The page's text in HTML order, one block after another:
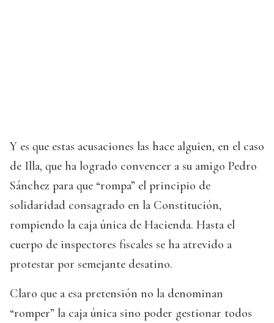
Y es que estas acusaciones las hace alguien, en el caso
de Illa, que ha logrado convencer a su amigo Pedro
Sánchez para que “rompa” el principio de
solidaridad consagrado en la Constitución,
rompiendo la caja única de Hacienda. Hasta el
cuerpo de inspectores fiscales se ha atrevido a
protestar por semejante desatino.
Claro que a esa pretensión no la denominan
“romper” la caja única sino poder gestionar todos